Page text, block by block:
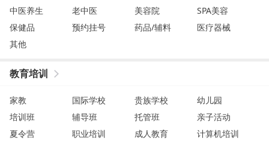
中医养生
老中医 美容院
SPA美容
保健品
预约挂号 药品/辅料
医疗器械
其他
教育培训
家教 国际学校 贵族学校
幼儿园
培训班
辅导班 托管班
亲子活动
夏令营
职业培训 成人教育
计算机培训